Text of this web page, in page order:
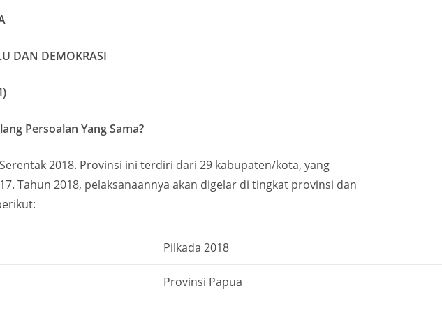
DAN DEMOKRASI
Persoalan Yang Sama?
2018. Provinsi ini terdiri dari 29 kabupaten/kota, yang
Tahun 2018, pelaksanaannya akan digelar di tingkat provinsi dan
Pilkada 2018
Provinsi Papua